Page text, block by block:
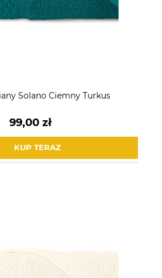
Solano Ciemny Turkus
99,00 zł
KUP TERAZ